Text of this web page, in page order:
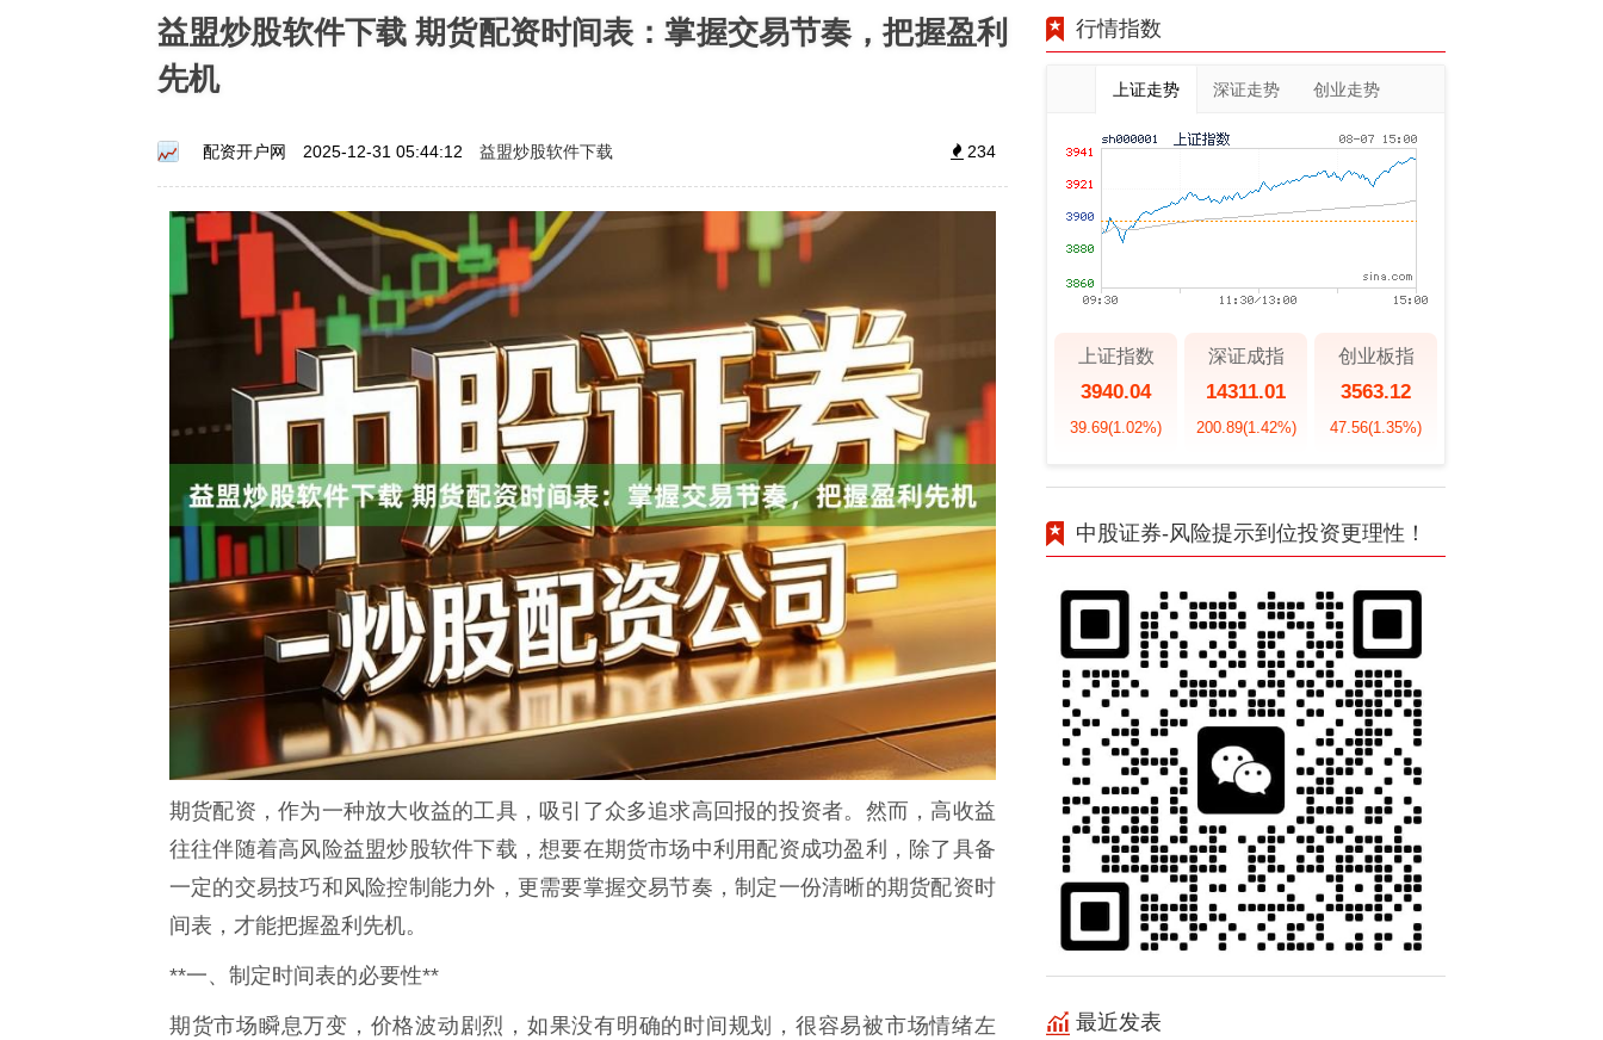
益盟炒股软件下载 期货配资时间表：掌握交易节奏，把握盈利
先机
配资开户网 2025-12-31 05:44:12 益盟炒股软件下载 234
期货配资，作为一种放大收益的工具，吸引了众多追求高回报的投资者。然而，高收益
往往伴随着高风险益盟炒股软件下载，想要在期货市场中利用配资成功盈利，除了具备
一定的交易技巧和风险控制能力外，更需要掌握交易节奏，制定一份清晰的期货配资时
间表，才能把握盈利先机。
**一、制定时间表的必要性**
期货市场瞬息万变，价格波动剧烈，如果没有明确的时间规划，很容易被市场情绪左
行情指数
上证走势 深证走势 创业走势
上证指数
3940.04
39.69(1.02%)
深证成指
14311.01
200.89(1.42%)
创业板指
3563.12
47.56(1.35%)
中股证券-风险提示到位投资更理性！
最近发表